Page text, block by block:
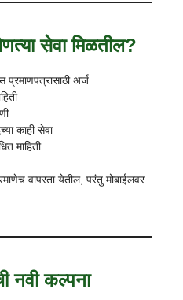
सेवा मिळतील?
अर्ज
काही सेवा
माहिती
वापरता येतील, परंतु मोबाईलवर
नवी कल्पना